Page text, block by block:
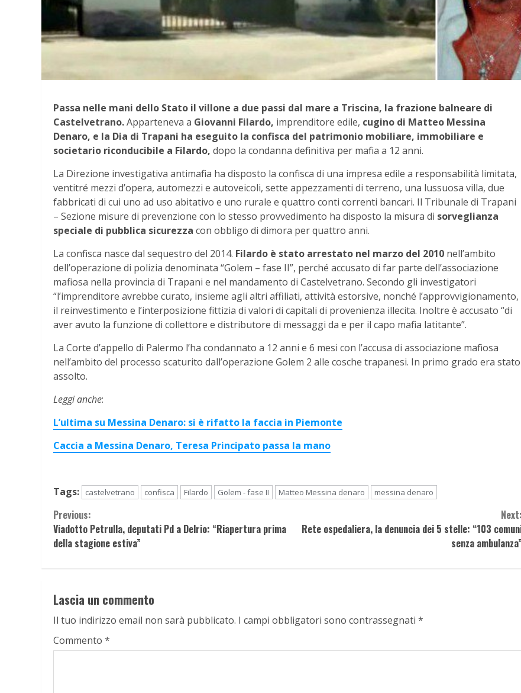
Passa nelle mani dello Stato il villone a due passi dal mare a Triscina, la frazione balneare di
Castelvetrano.Apparteneva a Giovanni Filardo, imprenditore edile, cugino di Matteo Messina
Denaro, e la Dia di Trapani ha eseguito la confisca del patrimonio mobiliare, immobiliare e
societario riconducibile a Filardo, dopo la condanna definitiva per mafia a 12 anni.
La Direzione investigativa antimafia ha disposto la confisca di una impresa edile a responsabilità limitata,
ventitré mezzi d’opera, automezzi e autoveicoli, sette appezzamenti di terreno, una lussuosa villa, due
fabbricati di cui uno ad uso abitativo e uno rurale e quattro conti correnti bancari. Il Tribunale di Trapani
– Sezione misure di prevenzione con lo stesso provvedimento ha disposto la misura di sorveglianza
speciale di pubblica sicurezza con obbligo di dimora per quattro anni.
La confisca nasce dal sequestro del 2014. Filardo è stato arrestato nel marzo del 2010 nell’ambito
dell’operazione di polizia denominata “Golem – fase II”, perché accusato di far parte dell’associazione
mafiosa nella provincia di Trapani e nel mandamento di Castelvetrano. Secondo gli investigatori
“l’imprenditore avrebbe curato, insieme agli altri affiliati, attività estorsive, nonché l’approvvigionamento,
il reinvestimento e l’interposizione fittizia di valori di capitali di provenienza illecita. Inoltre è accusato “di
aver avuto la funzione di collettore e distributore di messaggi da e per il capo mafia latitante”.
La Corte d’appello di Palermo l’ha condannato a 12 anni e 6 mesi con l’accusa di associazione mafiosa
nell’ambito del processo scaturito dall’operazione Golem 2 alle cosche trapanesi. In primo grado era stato
assolto.
Leggi anche:
L’ultima su Messina Denaro: si è rifatto la faccia in Piemonte
Caccia a Messina Denaro, Teresa Principato passa la mano
Tags: castelvetrano confisca Filardo Golem - fase II Matteo Messina denaro messina denaro
Continue
Reading
Previous:
Viadotto Petrulla, deputati Pd a Delrio: “Riapertura prima
della stagione estiva”
Next:
Rete ospedaliera, la denuncia dei 5 stelle: “103
senza ambulanza”
Lascia un commento
Il tuo indirizzo email non sarà pubblicato. I campi obbligatori sono contrassegnati *
Commento *